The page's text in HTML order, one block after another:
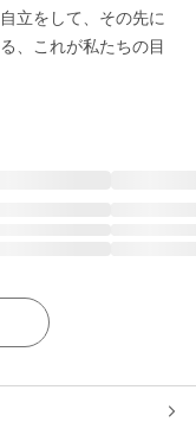
立をして、その先に
、これが私たちの目